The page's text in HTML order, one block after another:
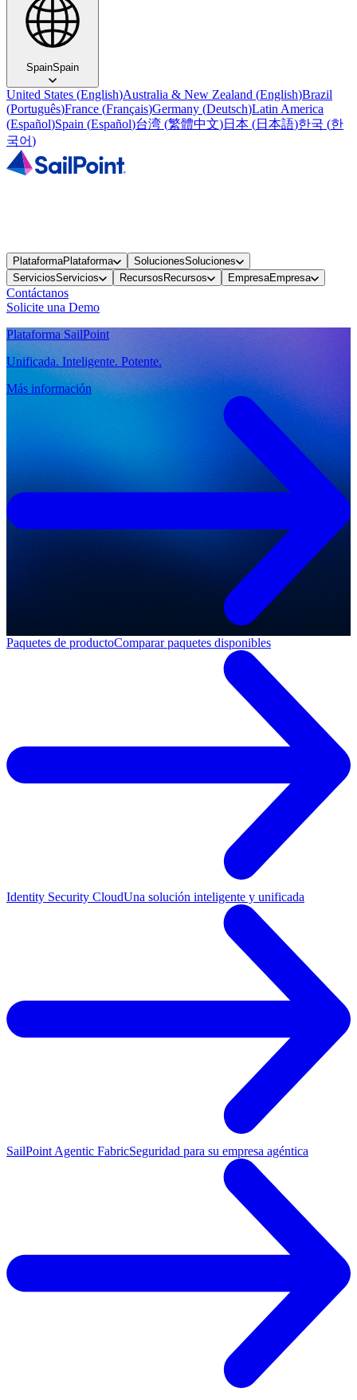
SpainSpain
United States (English)Australia & New Zealand (English)Brazil
(Português)France (Français)Germany (Deutsch)Latin America
(Español)Spain (Español)台湾 (繁體中文)日本 (日本語)한국 (한
국어)
PlataformaPlataforma SolucionesSoluciones
ServiciosServicios Recursos Recursos EmpresaEmpresa
Contáctanos
Solicite una Demo
Plataforma SailPoint
Unificada. Inteligente. Potente.
Más información
Paquetes de productoComparar paquetes disponibles
Identity Security CloudUna solución inteligente y unificada
SailPoint Agentic FabricSeguridad para su empresa agéntica